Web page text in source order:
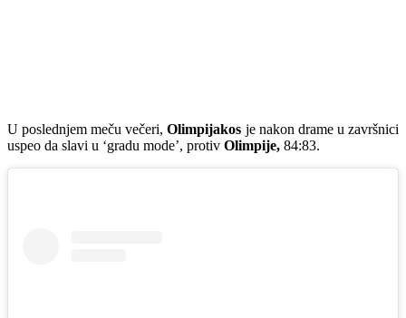
U poslednjem meču večeri,Olimpijakos je nakon drame u završnici
uspeo da slavi u ‘gradu mode’, protiv Olimpije, 84:83.